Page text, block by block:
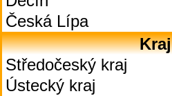
Česká Lípa
Kraj
Středočeský kraj
Ústecký kraj